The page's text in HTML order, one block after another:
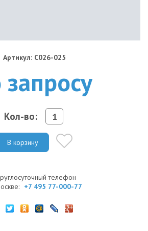
Артикул: C026-025
запросу
Кол-во:
В корзину
телефон
+7 495 77-000-77